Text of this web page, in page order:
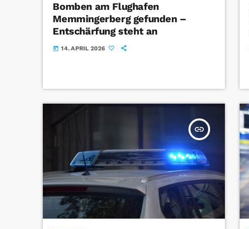
Bomben am Flughafen
Memmingerberg gefunden –
Entschärfung steht an
today 14. APRIL 2026
insert_link